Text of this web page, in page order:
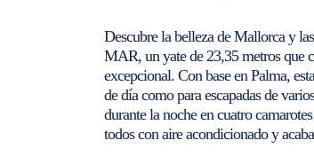
Descubre la belleza de Mallorca y
MAR, un yate de 23,35 metros que
excepcional. Con base en Palma,
de día como para escapadas de
durante la noche en cuatro
todos con aire acondicionado y